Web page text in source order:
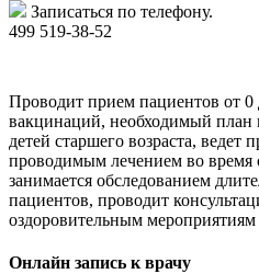
Записаться по телефону.
499 519-38-52
Проводит прием пациентов от 0
вакцинаций, необходимый план
детей старшего возраста, ведет
проводимым лечением во время
занимается обследованием
пациентов, проводит
оздоровительным мероприятиям
Онлайн запись к врачу